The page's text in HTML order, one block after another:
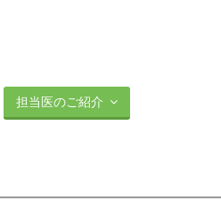
担当医のご紹介